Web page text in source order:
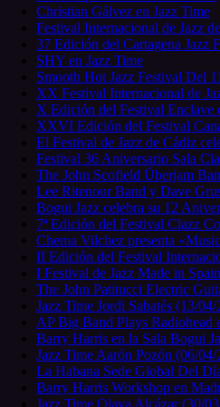
Christian Gálvez en Jazz Time
Festival Internacional de Jazz
37 Edición del Cartagena Jazz
SHY en Jazz Time
Smooth Hot Jazz Festival Del
XX Festival Internacional de
X Edición del Festival Enclave
XXVI Edición del Festival
El Festival de Jazz de Cádiz
Festival 36 Aniversario Sala
The John Scofield Überjam
Lee Ritenour Band y Dave
Bogui Jazz celebra su 12
7ª Edición del Festival Clazz
Chema Vilchez presenta
II Edición del Festival
I Festival de Jazz Made in
The John Patitucci Electric
Jazz Time Jordi Sabatés (13/
AP Big Band Plays Radiohead
Barry Harris en la Sala Bogui
Jazz Time Aarón Pozón (06/04/
La Habana Sede Global Del
Barry Harris Workshop en
Jazz Time Olaya Alcázar (30/